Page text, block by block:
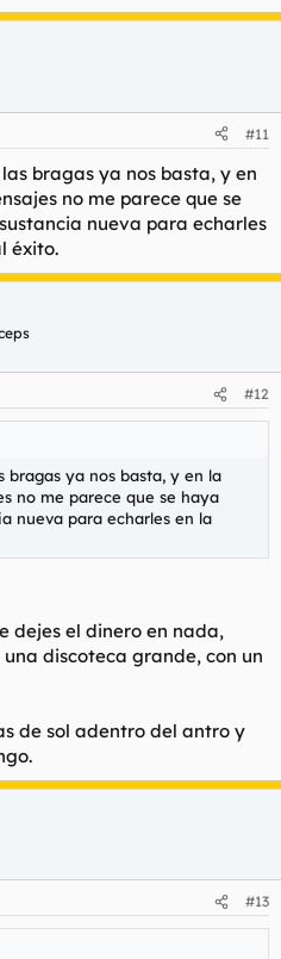
#11
bragas ya nos basta, y en
no me parece que se
nueva para echarles
éxito.
#12
bragas ya nos basta, y en la
no me parece que se haya
nueva para echarles en la
dejes el dinero en nada,
discoteca grande, con un
de sol adentro del antro y
#13